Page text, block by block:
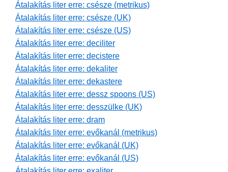
Átalakítás liter erre: csésze (metrikus)
Átalakítás liter erre: csésze (UK)
Átalakítás liter erre: csésze (US)
Átalakítás liter erre: deciliter
Átalakítás liter erre: decistere
Átalakítás liter erre: dekaliter
Átalakítás liter erre: dekastere
Átalakítás liter erre: dessz spoons (US)
Átalakítás liter erre: desszülke (UK)
Átalakítás liter erre: dram
Átalakítás liter erre: evőkanál (metrikus)
Átalakítás liter erre: evőkanál (UK)
Átalakítás liter erre: evőkanál (US)